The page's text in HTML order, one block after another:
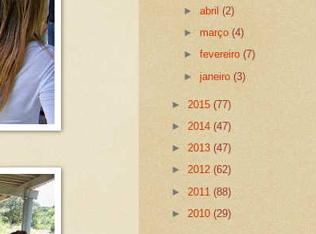
►abril(2)
►março(4)
►fevereiro(7)
►janeiro(3)
► 2015 (77)
► 2014 (47)
► 2013 (47)
► 2012 (62)
► 2011 (88)
► 2010 (29)